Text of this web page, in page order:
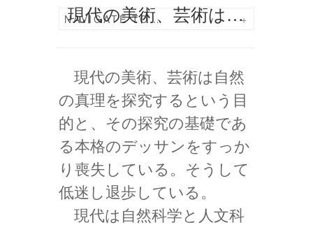
NAVIGATE TO… +
現代の美術、芸術は…
現代の美術、芸術は自然
の真理を探究するという目
的と、その探究の基礎であ
る本格のデッサンをすっか
り喪失している。そうして
低迷し退歩している。
現代は自然科学と人文科